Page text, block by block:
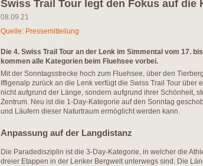
Swiss Trail Tour legt den Fokus auf die
08.09.21
Quelle: Pressemitteilung
Die 4. Swiss Trail Tour an der Lenk im Simmental vom 17.
kommen alle Kategorien beim Fluehsee vorbei.
Mit der Sonntagsstrecke hoch zum Fluehsee, über den
Iffigenalp zurück an die Lenk verfügt die Swiss Trail Tour über
nicht aufgrund der Länge, sondern aufgrund ihrer Schönheit,
Zentrum. Neu ist die 1-Day-Kategorie auf den Sonntag
und Läufern dieser Naturtraum ermöglicht werden kann.
Anpassung auf der Langdistanz
Die Paradedisziplin ist die 3-Day-Kategorie, in welcher die
dreier Etappen in der Lenker Bergwelt unterwegs sind. Die